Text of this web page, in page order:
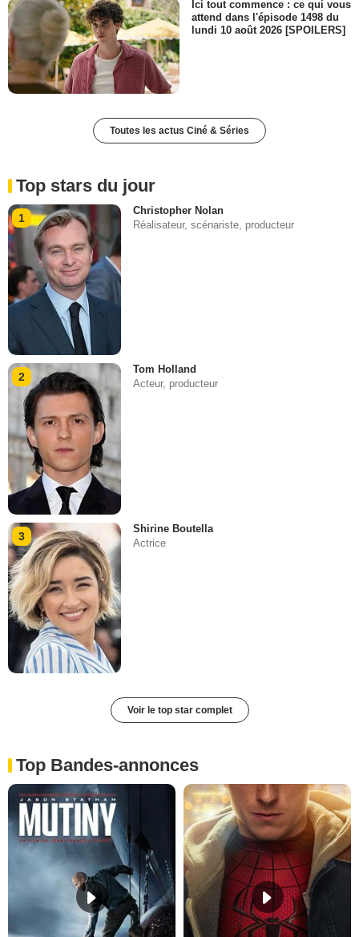
Ici tout commence : ce qui vous
attend dans l'épisode 1498 du
lundi 10 août 2026 [SPOILERS]
Toutes les actus Ciné & Séries
Top stars du jour
1
Christopher Nolan
Réalisateur, scénariste, producteur
2
Tom Holland
Acteur, producteur
3
Shirine Boutella
Actrice
Voir le top star complet
Top Bandes-annonces